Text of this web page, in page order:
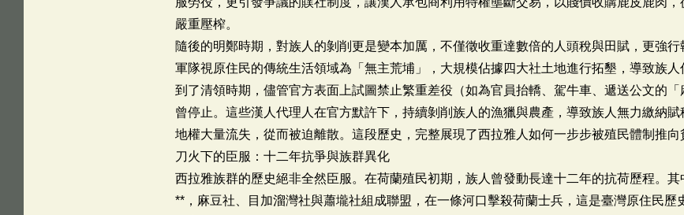
嚴重壓榨。
隨後的明鄭時期，對族人的剝削更是變本加厲，不僅徵收重達數倍的人頭稅與田賦，更強
軍隊視原住民的傳統生活領域為「無主荒埔」，大規模佔據四大社土地進行拓墾，導致族人
到了清領時期，儘管官方表面上試圖禁止繁重差役（如為官員抬轎、駕牛車、遞送公文的
曾停止。這些漢人代理人在官方默許下，持續剝削族人的漁獵與農產，導致族人無力繳納
地權大量流失，從而被迫離散。這段歷史，完整展現了西拉雅人如何一步步被殖民體制推向
刀火下的臣服：十二年抗爭與族群異化
西拉雅族群的歷史絕非全然臣服。在荷蘭殖民初期，族人曾發動長達十二年的抗荷歷程。其
**，麻豆社、目加溜灣社與蕭壠社組成聯盟，在一條河口擊殺荷蘭士兵，這是臺灣原住民歷